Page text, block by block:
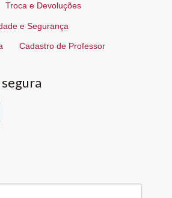
Troca e Devoluções
e Segurança
Cadastro de Professor